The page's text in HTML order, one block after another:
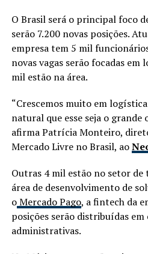
O Brasil será o principal foco
serão 7.200 novas posições.
empresa tem 5 mil
novas vagas serão focadas em
mil estão na área.
“Crescemos muito em
natural que esse seja o
afirma Patrícia Monteiro,
Mercado Livre no Brasil, ao
Outras 4 mil estão no setor
área de desenvolvimento de
oMercado Pago, a fintech da
posições serão distribuídas
administrativas.